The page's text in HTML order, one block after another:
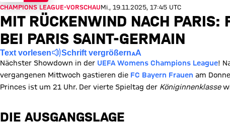
CHAMPIONS LEAGUE-VORSCHAUMi., 19.11.2025, 17:45 UTC
MIT RÜCKENWIND NACH PARIS:
BEI PARIS SAINT-GERMAIN
Text vorlesen Schrift vergrößern
Nächster Showdown in der UEFA Womens Champions League!
vergangenen Mittwoch gastieren die FC Bayern Frauen am
Princes ist um 21 Uhr. Der vierte Spieltag der Königinnenklasse
DIE AUSGANGSLAGE